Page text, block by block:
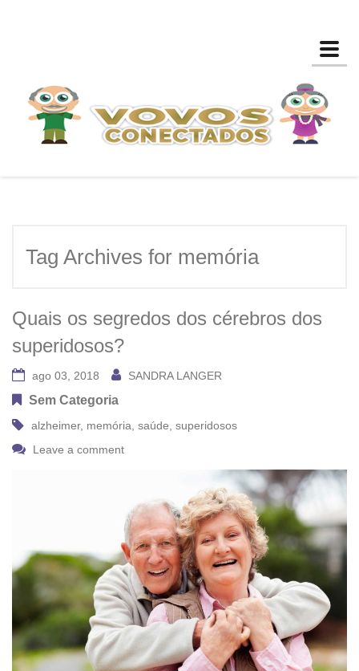
Tag Archives for memória
Quais os segredos dos cérebros dos
superidosos?
ago 03, 2018 SANDRA LANGER
Sem Categoria
alzheimer, memória, saúde, superidosos
Leave a comment